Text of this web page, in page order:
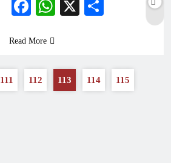
Facebook
WhatsApp
X Share
Read More
111 112 113 114 115